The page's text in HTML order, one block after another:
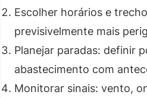
Escolher horários e
previsivelmente mais
Planejar paradas: definir
abastecimento com
Monitorar sinais: vento,